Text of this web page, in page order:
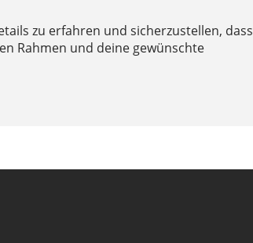
zu erfahren und sicherzustellen, dass
Rahmen und deine gewünschte